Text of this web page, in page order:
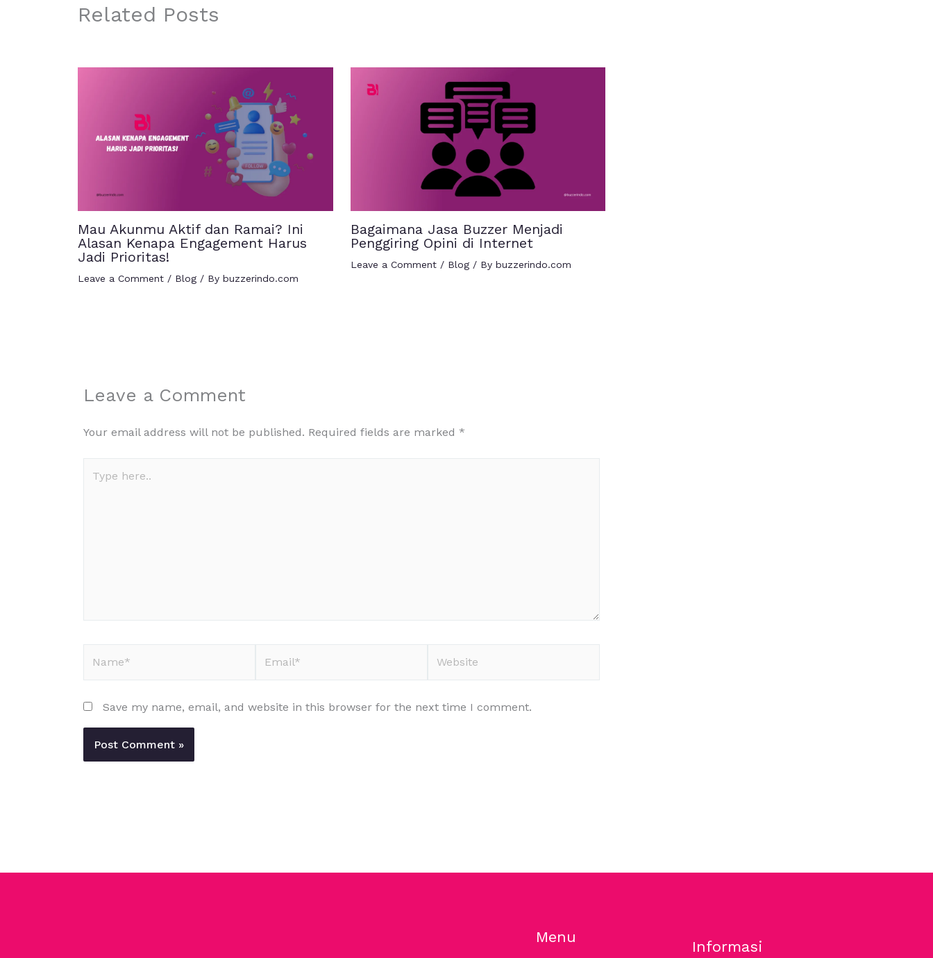
Related Posts
Mau Akunmu Aktif dan Ramai? Ini
Alasan Kenapa Engagement Harus
Jadi Prioritas!
Leave a Comment / Blog / By buzzerindo.com
Bagaimana Jasa Buzzer Menjadi
Penggiring Opini di Internet
Leave a Comment / Blog/ By buzzerindo.com
Leave a Comment
Your email address will not be published. Required fields are marked *
here..
Save my name, email, and website in this browser for the next time I comment.
Menu
Informasi